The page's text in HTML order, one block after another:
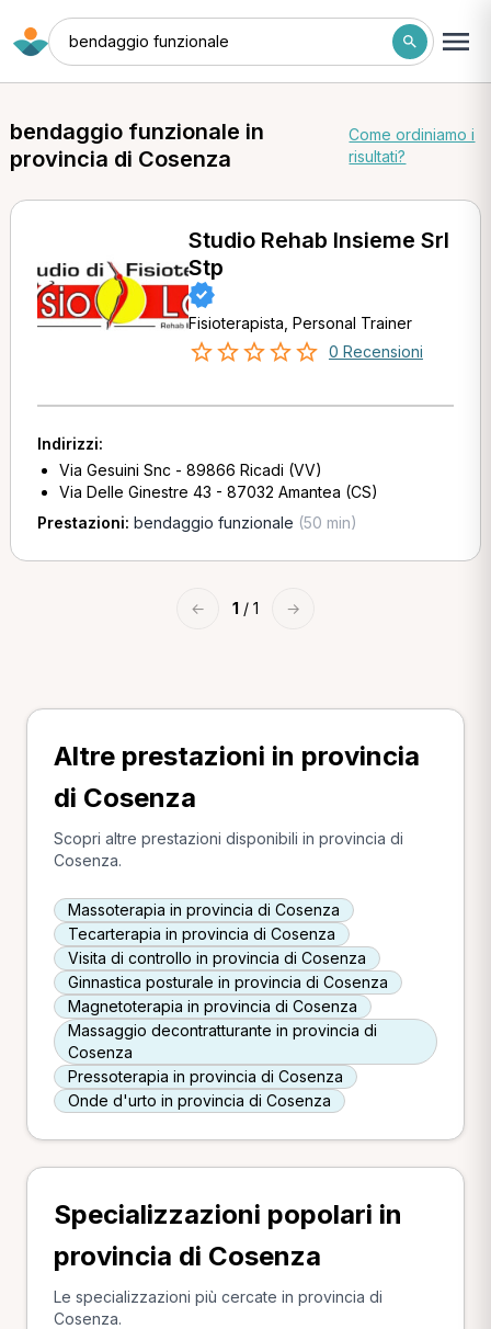
bendaggio funzionale
bendaggio funzionale in
provincia di Cosenza
Come ordiniamo i
risultati?
Studio Rehab Insieme Srl
Stp
Fisioterapista, Personal Trainer
0 Recensioni
Indirizzi:
Via Gesuini Snc - 89866 Ricadi (VV)
Via Delle Ginestre 43 - 87032 Amantea (CS)
Prestazioni: bendaggio funzionale (50 min)
← 1 / 1 →
Altre prestazioni in provincia
di Cosenza
Scopri altre prestazioni disponibili in provincia di
Cosenza.
Massoterapia in provincia di Cosenza
Tecarterapia in provincia di Cosenza
Visita di controllo in provincia di Cosenza
Ginnastica posturale in provincia di Cosenza
Magnetoterapia in provincia di Cosenza
Massaggio decontratturante in provincia di
Cosenza
Pressoterapia in provincia di Cosenza
Onde d'urto in provincia di Cosenza
Specializzazioni popolari in
provincia di Cosenza
Le specializzazioni più cercate in provincia di
Cosenza.